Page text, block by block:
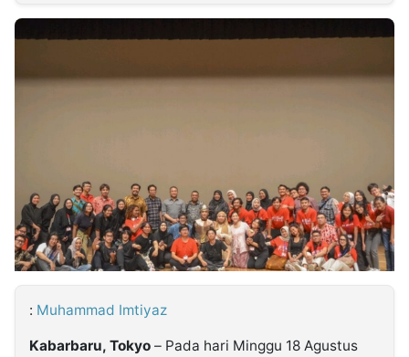
INDONESIA
Partner
Follow
Kabarbaru
: Muhammad Imtiyaz
Kabarbaru, Tokyo – Pada hari Minggu 18 Agustus